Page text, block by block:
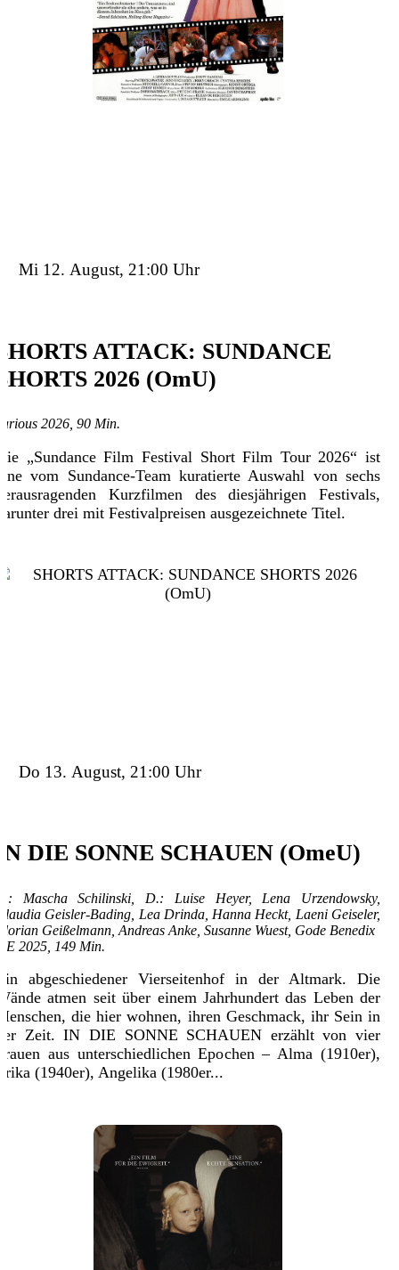
Mi 12. August, 21:00 Uhr
ATTACK: SUNDANCE
2026 (OmU)
2026, 90 Min.
„Sundance Film Festival Short Film Tour 2026“ ist
vom Sundance-Team kuratierte Auswahl von sechs
Kurzfilmen des diesjährigen Festivals,
drei mit Festivalpreisen ausgezeichnete Titel.
Do 13. August, 21:00 Uhr
DIE SONNE SCHAUEN (OmeU)
Mascha Schilinski, D.: Luise Heyer, Lena Urzendowsky,
Geisler-Bading, Lea Drinda, Hanna Heckt, Laeni Geiseler,
Geißelmann, Andreas Anke, Susanne Wuest, Gode Benedix
2025, 149 Min.
abgeschiedener Vierseitenhof in der Altmark. Die
atmen seit über einem Jahrhundert das Leben der
die hier wohnen, ihren Geschmack, ihr Sein in
Zeit. IN DIE SONNE SCHAUEN erzählt von vier
aus unterschiedlichen Epochen – Alma (1910er),
(1940er), Angelika (1980er...